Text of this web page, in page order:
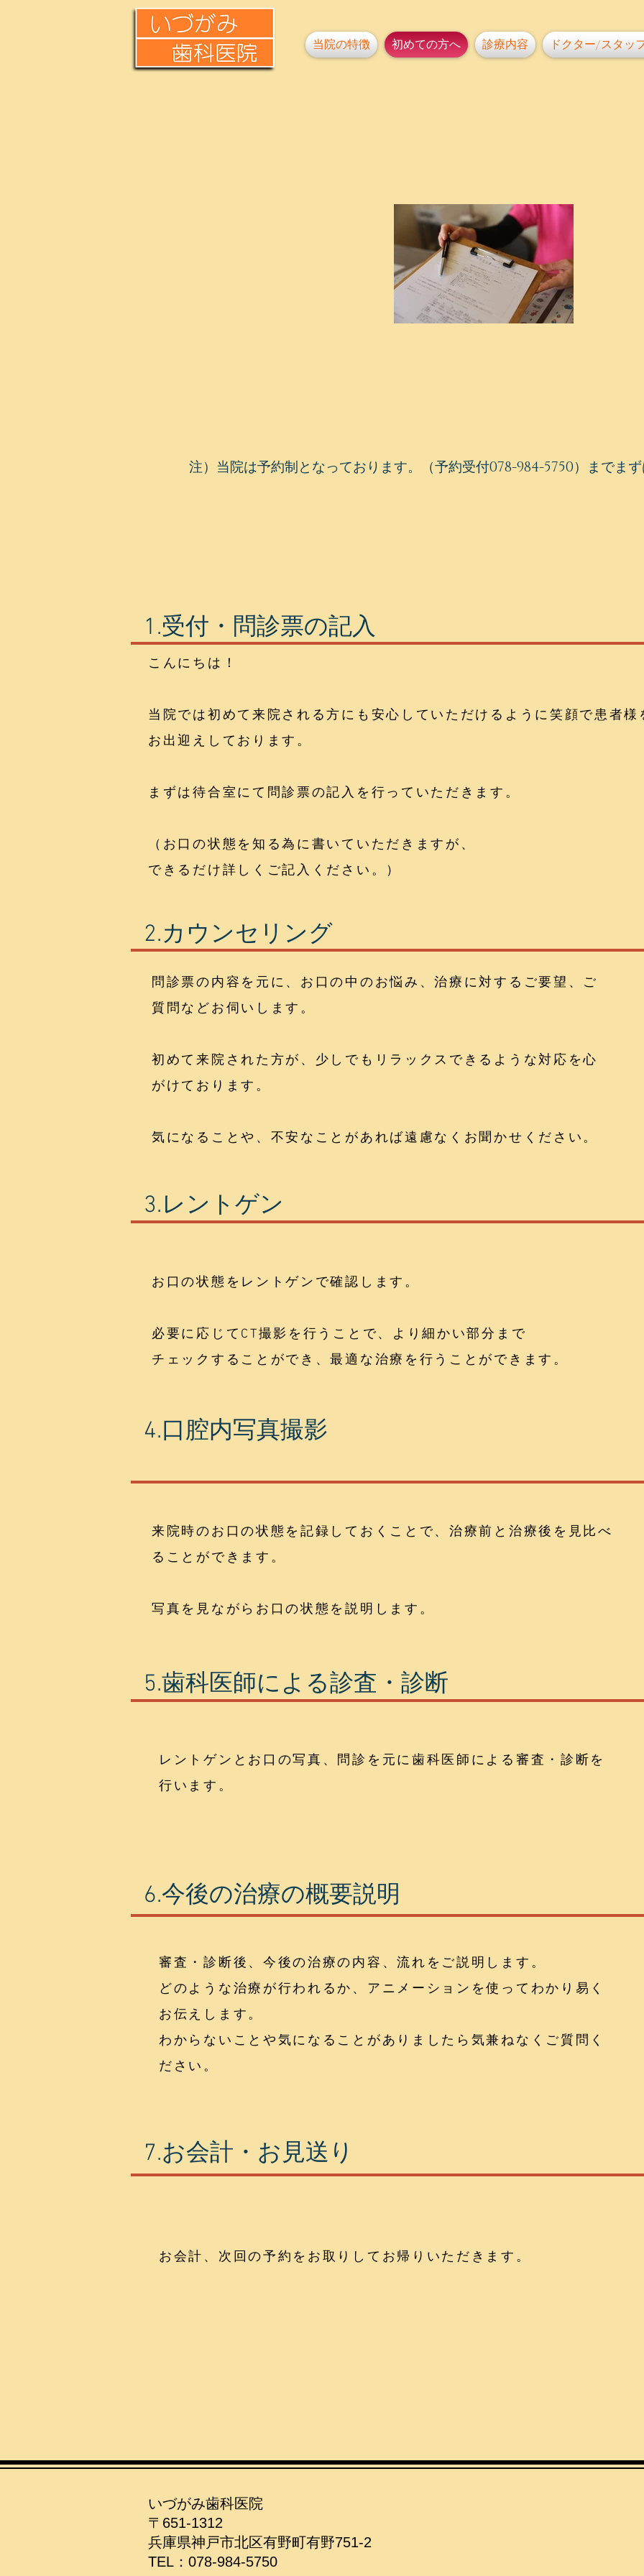
当院の特徴 初めての方へ 診療内容 ドクター/スタッ
注）当院は予約制となっております。（予約受付078-984-5750）までま
1.受付・問診票の記入
こんにちは！
当院では初めて来院される方にも安心していただけるように笑顔で患者様
お出迎えしております。
まずは待合室にて問診票の記入を行っていただきます。
（お口の状態を知る為に書いていただきますが、
できるだけ詳しくご記入ください。）
2.カウンセリング
問診票の内容を元に、お口の中のお悩み、治療に対するご要望、ご
質問などお伺いします。
初めて来院された方が、少しでもリラックスできるような対応を心
がけております。
気になることや、不安なことがあれば遠慮なくお聞かせください。
3.レントゲン
お口の状態をレントゲンで確認します。
必要に応じてCT撮影を行うことで、より細かい部分まで
チェックすることができ、最適な治療を行うことができます。
4.口腔内写真撮影
来院時のお口の状態を記録しておくことで、治療前と治療後を見比べ
ることができます。
写真を見ながらお口の状態を説明します。
5.歯科医師による診査・診断
レントゲンとお口の写真、問診を元に歯科医師による審査・診断を
行います。
6.今後の治療の概要説明
審査・診断後、今後の治療の内容、流れをご説明します。
どのような治療が行われるか、アニメーションを使ってわかり易く
お伝えします。
わからないことや気になることがありましたら気兼ねなくご質問く
ださい。
7.お会計・お見送り
お会計、次回の予約をお取りしてお帰りいただきます。
いづがみ歯科医院
〒651-1312
兵庫県神戸市北区有野町有野751-2
​TEL：078-984-5750